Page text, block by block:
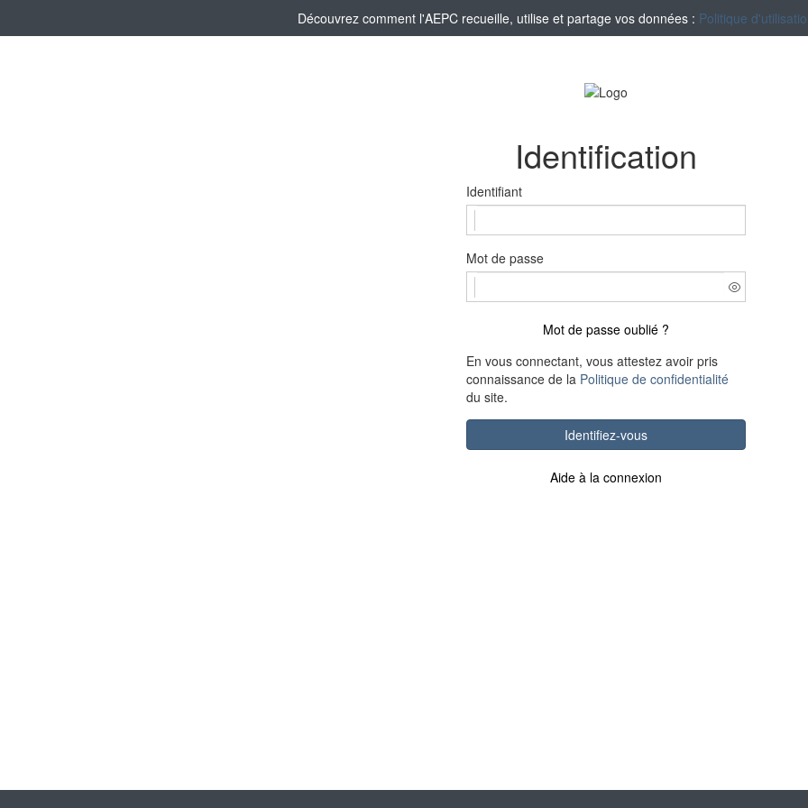
Découvrez comment l'AEPC recueille, utilise et partage vos données : Politique
Identification
Identifiant
Mot de passe
Mot de passe oublié ?
En vous connectant, vous attestez avoir pris
connaissance de la Politique de confidentialité
du site.
Identifiez-vous
Aide à la connexion